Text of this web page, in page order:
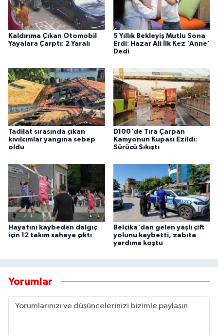
Kaldırıma Çıkan Otomobil
Yayalara Çarptı: 2 Yaralı
5 Yıllık Bekleyiş Mutlu Sona
Erdi: Hazar Ali İlk Kez 'Anne'
Dedi
Tadilat sırasında çıkan
kıvılcımlar yangına sebep
oldu
D100'de Tıra Çarpan
Kamyonun Kupası Ezildi:
Sürücü Sıkıştı
Hayatını kaybeden dalgıç
için 12 takım sahaya çıktı
Belçika'dan gelen yaşlı çift
yolunu kaybetti, zabıta
yardıma koştu
Yorumlar